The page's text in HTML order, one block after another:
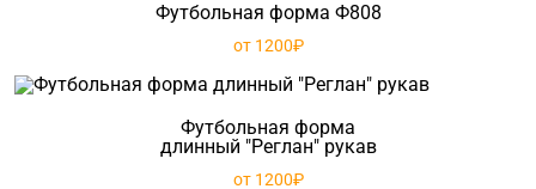
Футбольная форма Ф808
от 1200₽
Футбольная форма
длинный "Реглан" рукав
от 1200₽